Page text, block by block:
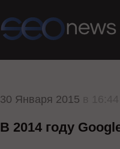
30 Января 2015
В 2014 году